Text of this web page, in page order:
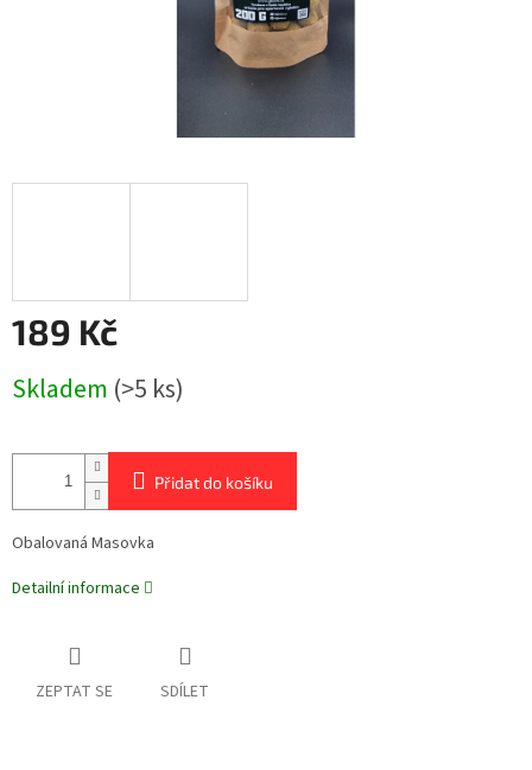
189 Kč
cena:
Skladem (>5 ks)
Přidat do košíku
Obalovaná Masovka
Detailní informace
ZEPTAT SE SDÍLET